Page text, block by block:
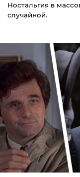
Ностальгия в
случайной.